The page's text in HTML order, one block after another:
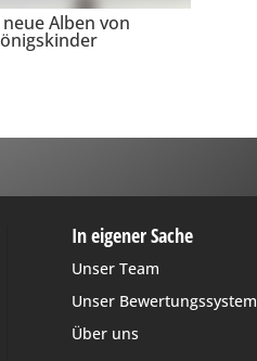
neue Alben von
In eigener Sache
Unser Team
Unser Bewertungssystem
Über uns